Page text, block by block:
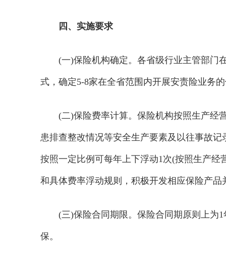
四、实施要求
(一)保险机构确定。各省级行业主管部门
式，确定5-8家在全省范围内开展安责险业务
(二)保险费率计算。保险机构按照生产经
患排查整改情况等安全生产要素及以往事故
按照一定比例可每年上下浮动1次(按照生产
和具体费率浮动规则，积极开发相应保险产
(三)保险合同期限。保险合同期原则上为
保。